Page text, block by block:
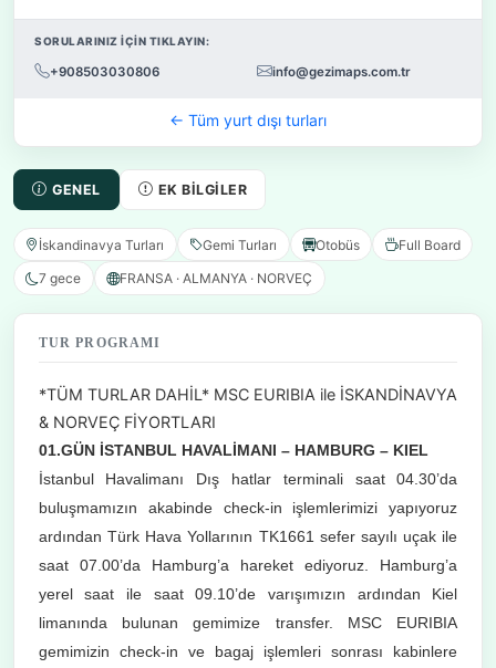
SORULARINIZ İÇİN TIKLAYIN:
+908503030806 info@gezimaps.com.tr
← Tüm yurt dışı turları
GENEL EK BILGILER
İskandinavya Turları Gemi Turları Otobüs Full Board
7 gece FRANSA · ALMANYA · NORVEÇ
TUR PROGRAMI
*TÜM TURLAR DAHİL* MSC EURIBIA ile İSKANDİNAVYA
& NORVEÇ FİYORTLARI
01.GÜN İSTANBUL HAVALİMANI – HAMBURG – KIEL
İstanbul Havalimanı Dış hatlar terminali saat 04.30’da
buluşmamızın akabinde check-in işlemlerimizi yapıyoruz
ardından Türk Hava Yollarının TK1661 sefer sayılı uçak ile
saat 07.00’da Hamburg’a hareket ediyoruz. Hamburg’a
yerel saat ile saat 09.10’de varışımızın ardından Kiel
limanında bulunan gemimize transfer. MSC EURIBIA
gemimizin check-in ve bagaj işlemleri sonrası kabinlere